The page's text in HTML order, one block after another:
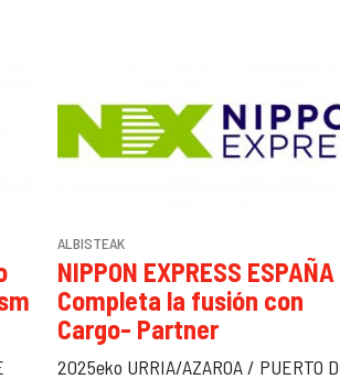
ALBISTEAK
NIPPON EXPRESS ESPAÑA
Completa la fusión con
Cargo- Partner
2025eko URRIA/AZAROA / PUERTO